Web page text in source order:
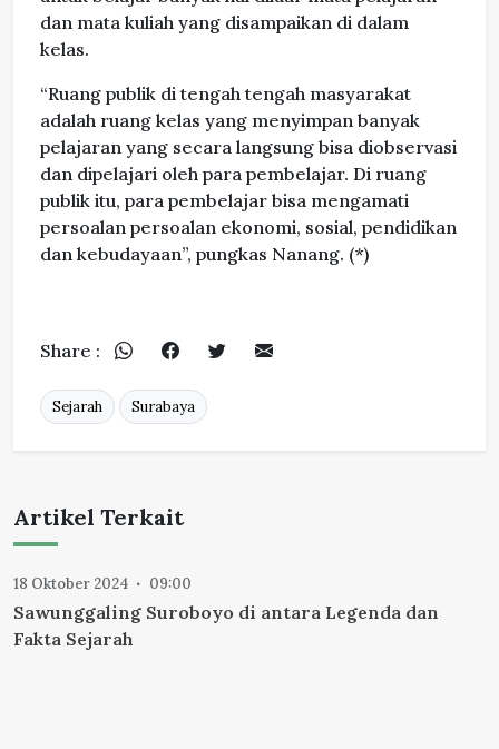
dan mata kuliah yang disampaikan di dalam
kelas.
“Ruang publik di tengah tengah masyarakat
adalah ruang kelas yang menyimpan banyak
pelajaran yang secara langsung bisa diobservasi
dan dipelajari oleh para pembelajar. Di ruang
publik itu, para pembelajar bisa mengamati
persoalan persoalan ekonomi, sosial, pendidikan
dan kebudayaan”, pungkas Nanang. (*)
Share :
Sejarah Surabaya
Artikel Terkait
18 Oktober 2024 09:00
Sawunggaling Suroboyo di antara Legenda dan
Fakta Sejarah